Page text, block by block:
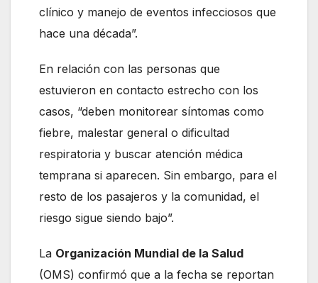
clínico y manejo de eventos infecciosos que
hace una década”.
En relación con las personas que
estuvieron en contacto estrecho con los
casos, “deben monitorear síntomas como
fiebre, malestar general o dificultad
respiratoria y buscar atención médica
temprana si aparecen. Sin embargo, para el
resto de los pasajeros y la comunidad, el
riesgo sigue siendo bajo”.
La Organización Mundial de la Salud
(OMS) confirmó que a la fecha se reportan